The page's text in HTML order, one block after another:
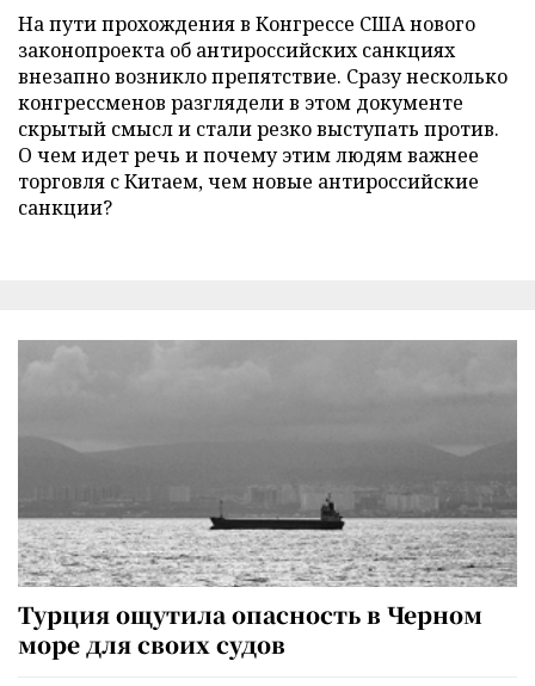
На пути прохождения в Конгрессе США нового
законопроекта об антироссийских санкциях
внезапно возникло препятствие. Сразу несколько
конгрессменов разглядели в этом документе
скрытый смысл и стали резко выступать против.
О чем идет речь и почему этим людям важнее
торговля с Китаем, чем новые антироссийские
санкции?
Турция ощутила опасность в Черном
море для своих судов